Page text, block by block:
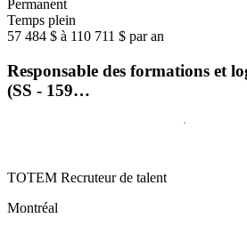
Permanent
Temps plein
57 484 $ à 110 711 $ par an
Responsable des formations et
(SS - 159…
TOTEM Recruteur de talent
Montréal